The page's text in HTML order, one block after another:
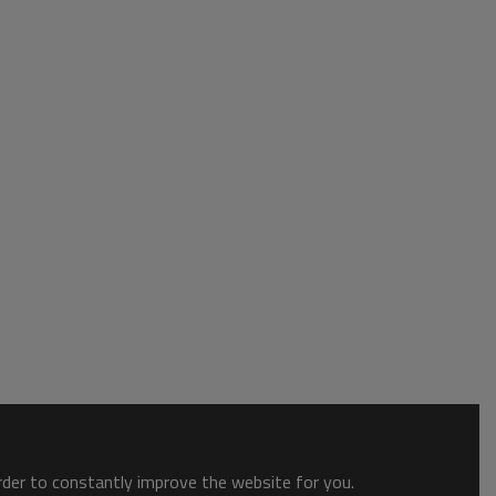
to constantly improve the website for you.